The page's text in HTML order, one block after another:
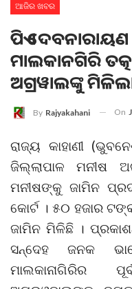
ଆଜିର ଖବର
ପିଏ ଦେବନାରାୟଣ
ମାଲକାନଗିରି
ଅଗ୍ରୱାଲଙ୍କୁ
By Rajyakahani On
ରାଜ୍ୟ କାହାଣୀ
ଜିଲ୍ଲାପାଳ ମନୀଷ
ମନୀଷଙ୍କୁ ଜାମିନ
କୋର୍ଟ । ୫୦ ହଜାର
ଜାମିନ ମିଳିଛି ।
ସନ୍ଦେହ ଜନକ
ମାଲକାନାଗିରିର